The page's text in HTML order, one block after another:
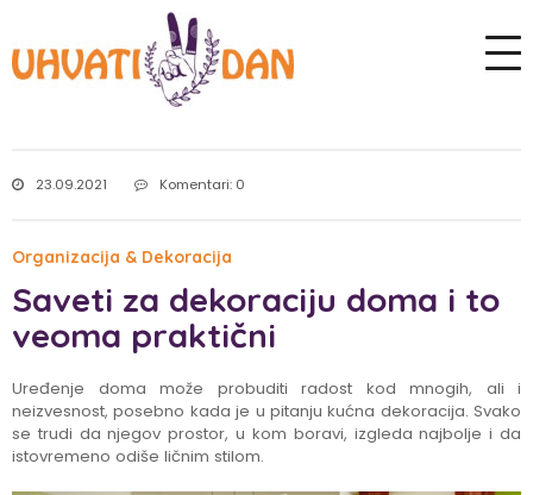
23.09.2021 Komentari: 0
Organizacija & Dekoracija
Saveti za dekoraciju doma i to
veoma praktični
Uređenje doma može probuditi radost kod mnogih, ali i
neizvesnost, posebno kada je u pitanju kućna dekoracija. Svako
se trudi da njegov prostor, u kom boravi, izgleda najbolje i da
istovremeno odiše ličnim stilom.